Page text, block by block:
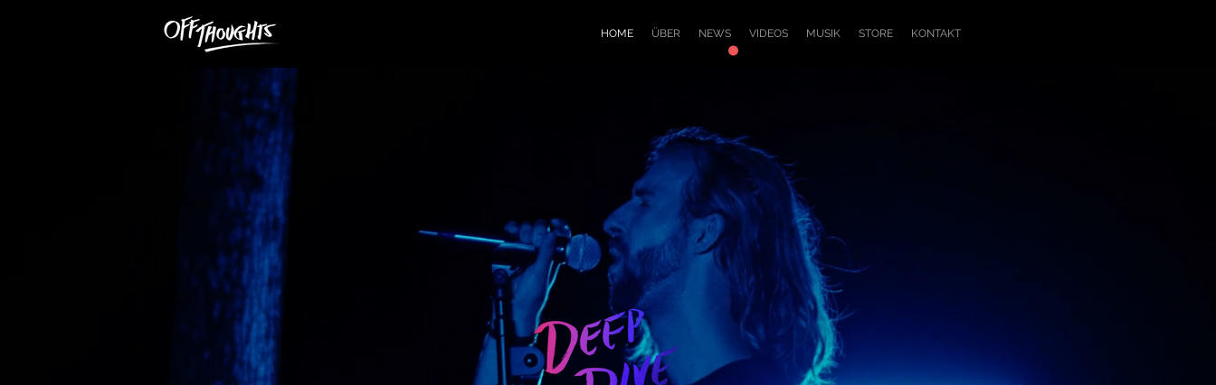
.
HOME ÜBER NEWS VIDEOS MUSIK STORE KONTAKT